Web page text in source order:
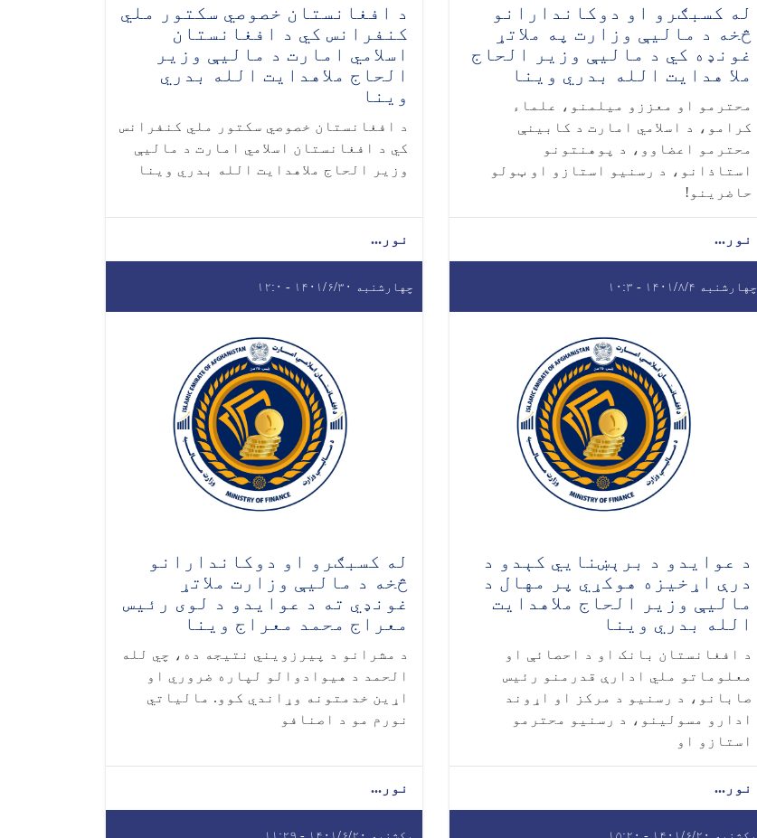
له کسبګرو او دوکاندارانو
څخه د مالیې وزارت په ملاتړ
غونډه کي د ماليې وزیر الحاج
ملا هدایت الله بدري وینا
محترمو او معززو میلمنو، علماء
کرامو، د اسلامي امارت د کابينې
محترمو اعضاوو، د پوهنتونو
استاذانو، د رسنيو استازو او ټولو
حاضرينو!
نور...
د افغانستان خصوصي سکتور ملي
کنفرانس کي د افغانستان
اسلامي امارت د ماليې وزیر
الحاج ملاهدایت الله بدري
وینا
د افغانستان خصوصي سکتور ملي کنفرانس
کي د افغانستان اسلامي امارت د ماليې
وزیر الحاج ملاهدایت الله بدري وینا
نور...
چهارشنبه ۱۴۰۱/۸/۴ - ۱۰:۳
د عوایدو د برېښنايي کېدو د
درې اړخیزه هوکړي پر مهال د
ماليې وزیر الحاج ملاهدایت
الله بدري وینا
د افغانستان بانک او د احصائې او
معلوماتو ملي ادارې قدرمنو رئيس
صابانو، د رسنيو د مرکز او اړوند
ادارو مسولينو، د رسنیو محترمو
استازو او
نور...
چهارشنبه ۱۴۰۱/۶/۳۰ - ۱۲:۰
له کسبګرو او دوکاندارانو
څخه د مالیې وزارت ملاتړ
غونډي ته د عوایدو د لوی رئیس
معراج محمد معراج وینا
د مشرانو د پیرزویني نتیجه ده، چي لله
الحمد د هیوادوالو لپاره ضروري او
اړین خدمتونه وړاندي کوو. مالیاتي
نورم مو د اصنافو
نور...
یکشنبه ۱۴۰۱/۶/۲۰ - ۱۵:۲۰ یکشنبه ۱۴۰۱/۶/۲۰ - ۱۱:۲۹